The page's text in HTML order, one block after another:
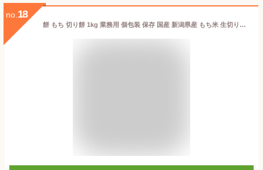
no. 18
餅 もち 切り餅 1kg 業務用 個包装 保存 国産 新潟県産 もち米 生切り餅 切餅 きりもち おやつ お正月 年末 年始 元旦 お餅 おもち 非常食 備蓄 お菓子 mochi モチ アイリスオーヤマ アイリスフーズ 新潟こがねもち *